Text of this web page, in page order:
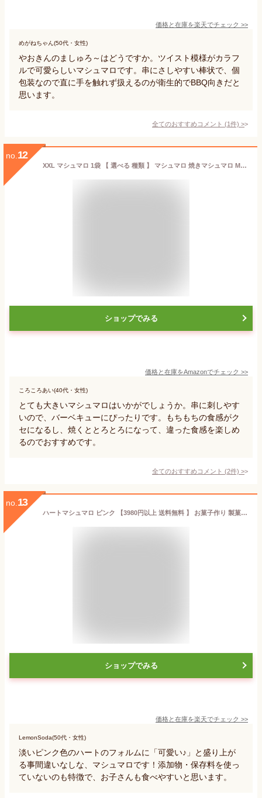
価格と在庫を楽天でチェック >>
めがねちゃん(50代・女性)
やおきんのましゅろ～はどうですか。ツイスト模様がカラフ
ルで可愛らしいマシュマロです。串にさしやすい棒状で、個
包装なので直に手を触れず扱えるのが衛生的でBBQ向きだと
思います。
全てのおすすめコメント (1件) >
no. 12
XXL マシュマロ 1袋 【 選べる 種類 】 マシュマロ 焼きマシュマロ MARSHMALLOW 串 BIG メガ ビッグ ビック 大きい キャンプ BBQ バーベキュー イベント パーティー 【商標登録番号 第6667215】
ショップでみる
価格と在庫をAmazonでチェック >>
ころころあい(40代・女性)
とても大きいマシュマロはいかがでしょうか。串に刺しやす
いので、バーベキューにぴったりです。もちもちの食感がク
セになるし、焼くととろとろになって、違った食感を楽しめ
るのでおすすめです。
全てのおすすめコメント (2件) >
no. 13
ハートマシュマロ ピンク 【3980円以上 送料無料 】 お菓子作り 製菓材料 トッピング 業務用 コラーゲン BBQ 保存料 卵不使用 国産 安心
ショップでみる
価格と在庫を楽天でチェック >>
LemonSoda(50代・女性)
淡いピンク色のハートのフォルムに「可愛い♪」と盛り上が
る事間違いなしな、マシュマロです！添加物・保存料を使っ
ていないのも特徴で、お子さんも食べやすいと思います。